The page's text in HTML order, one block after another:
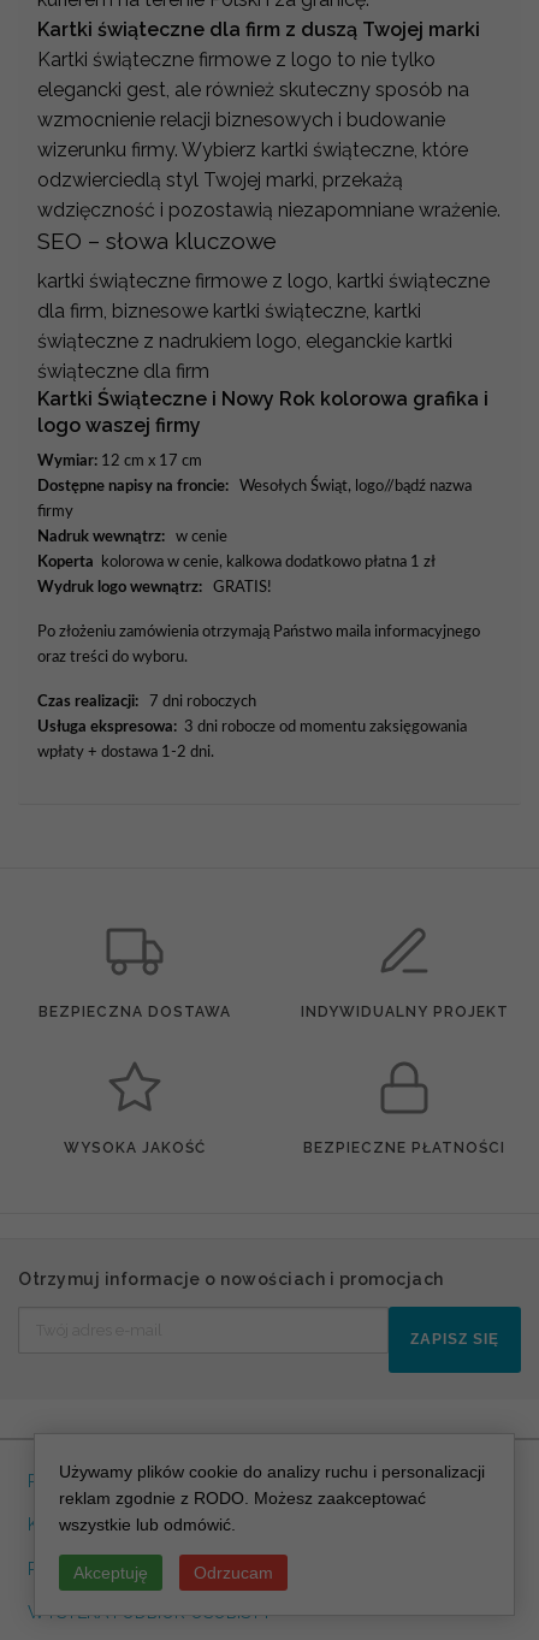
Kartki świąteczne dla firm z duszą Twojej marki
Kartki świąteczne firmowe z logo to nie tylko
elegancki gest, ale również skuteczny sposób na
wzmocnienie relacji biznesowych i budowanie
wizerunku firmy. Wybierz kartki świąteczne, które
odzwierciedlą styl Twojej marki, przekażą
wdzięczność i pozostawią niezapomniane wrażenie.
SEO – słowa kluczowe
kartki świąteczne firmowe z logo, kartki świąteczne
dla firm, biznesowe kartki świąteczne, kartki
świąteczne z nadrukiem logo, eleganckie kartki
świąteczne dla firm
Kartki Świąteczne i Nowy Rok kolorowa grafika i
logo waszej firmy
Wymiar: 12 cm x 17 cm
Dostępne napisy na froncie: Wesołych Świąt, logo//bądź nazwa
firmy
Nadruk wewnątrz: w cenie
Koperta kolorowa w cenie, kalkowa dodatkowo płatna 1 zł
Wydruk logo wewnątrz: GRATIS!
Po złożeniu zamówienia otrzymają Państwo maila informacyjnego
oraz treści do wyboru.
Czas realizacji: 7 dni roboczych
Usługa ekspresowa: 3 dni robocze od momentu zaksięgowania
wpłaty + dostawa 1-2 dni.
BEZPIECZNA DOSTAWA INDYWIDUALNY PROJEKT
WYSOKA JAKOŚĆ BEZPIECZNE PŁATNOŚCI
Otrzymuj informacje o nowościach i promocjach
ZAPISZ SIĘ
REGULAMIN
KONTAKT
POLITYKA PRYWATNOSCI RODO
WYSYŁKA I ODBIÓR OSOBISTY
Używamy plików cookie do analizy ruchu i personalizacji
reklam zgodnie z RODO. Możesz zaakceptować
wszystkie lub odmówić.
Akceptuję Odrzucam